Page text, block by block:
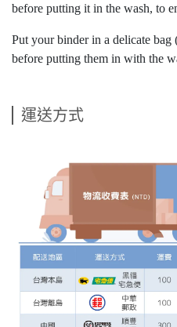
before putting it in the wash, to
Put your binder in a delicate bag
before putting them in with the
運送方式